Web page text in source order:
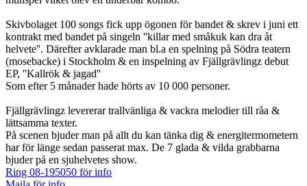
Skivbolaget 100 songs fick upp ögonen för bandet & skrev i juni ett
kontrakt med bandet på singeln ''killar med småkuk kan dra åt
helvete''. Därefter avklarade man bl.a en spelning på Södra teatern
(mosebacke) i Stockholm & en inspelning av Fjällgrävlingz debut
EP, ''Kallrök & jagad''
Som efter 5 månader hade hörts av 10 000 personer.
Fjällgrävlingz levererar trallvänliga & vackra melodier till råa &
lättsamma texter.
På scenen bjuder man på allt du kan tänka dig & energitermometern
har för länge sedan passerat max. De 7 glada & vilda grabbarna
bjuder på en sjuhelvetes show.
Ring 08-195050 för info